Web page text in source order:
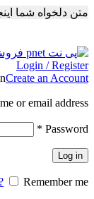
متن دلخواه شما
Login / Register
Create an Account
or email address
Password
*
Log in
Remember me